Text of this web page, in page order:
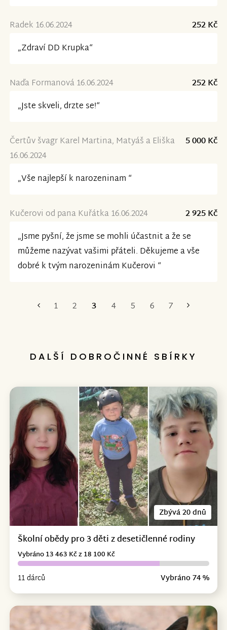
Radek 16.06.2024
252 Kč
„Zdraví DD Krupka“
Naďa Formanová 16.06.2024
252 Kč
„Jste skveli, drzte se!“
Čertův švagr Karel Martina, Matyáš a Eliška
16.06.2024
5 000 Kč
„Vše najlepší k narozeninam “
Kučerovi od pana Kuřátka 16.06.2024
2 925 Kč
„Jsme pyšní, že jsme se mohli účastnit a že se
můžeme nazývat vašimi přáteli. Děkujeme a vše
dobré k tvým narozeninám Kučerovi “
1 2 3 4 5 6 7
DALŠÍ DOBROČINNÉ SBÍRKY
Zbývá 20 dnů
Školní obědy pro 3 děti z desetičlenné rodiny
11 dárců Vybráno 74 %
Vybráno 13 463 Kč z 18 100 Kč